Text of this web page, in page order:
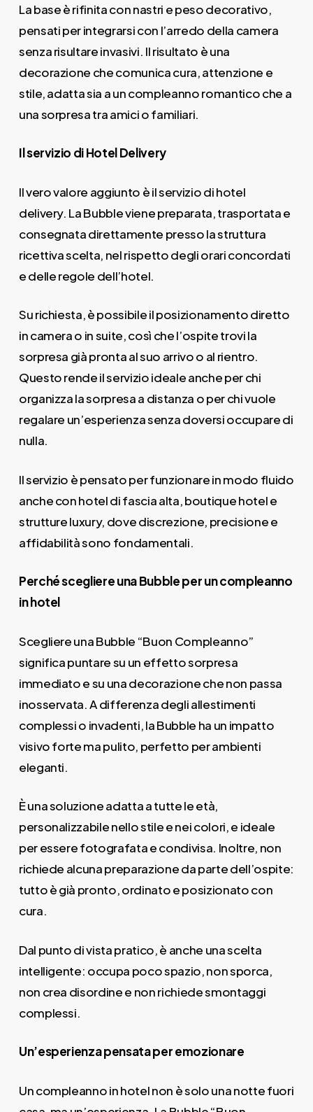
La base è rifinita con nastri e peso decorativo,
pensati per integrarsi con l’arredo della camera
senza risultare invasivi. Il risultato è una
decorazione che comunica cura, attenzione e
stile, adatta sia a un compleanno romantico che a
una sorpresa tra amici o familiari.
Il servizio di Hotel Delivery
Il vero valore aggiunto è il servizio di hotel
delivery. La Bubble viene preparata, trasportata e
consegnata direttamente presso la struttura
ricettiva scelta, nel rispetto degli orari concordati
e delle regole dell’hotel.
Su richiesta, è possibile il posizionamento diretto
in camera o in suite, così che l’ospite trovi la
sorpresa già pronta al suo arrivo o al rientro.
Questo rende il servizio ideale anche per chi
organizza la sorpresa a distanza o per chi vuole
regalare un’esperienza senza doversi occupare di
nulla.
Il servizio è pensato per funzionare in modo fluido
anche con hotel di fascia alta, boutique hotel e
strutture luxury, dove discrezione, precisione e
affidabilità sono fondamentali.
Perché scegliere una Bubble per un compleanno
in hotel
Scegliere una Bubble “Buon Compleanno”
significa puntare su un effetto sorpresa
immediato e su una decorazione che non passa
inosservata. A differenza degli allestimenti
complessi o invadenti, la Bubble ha un impatto
visivo forte ma pulito, perfetto per ambienti
eleganti.
È una soluzione adatta a tutte le età,
personalizzabile nello stile e nei colori, e ideale
per essere fotografata e condivisa. Inoltre, non
richiede alcuna preparazione da parte dell’ospite:
tutto è già pronto, ordinato e posizionato con
cura.
Dal punto di vista pratico, è anche una scelta
intelligente: occupa poco spazio, non sporca,
non crea disordine e non richiede smontaggi
complessi.
Un’esperienza pensata per emozionare
Un compleanno in hotel non è solo una notte fuori